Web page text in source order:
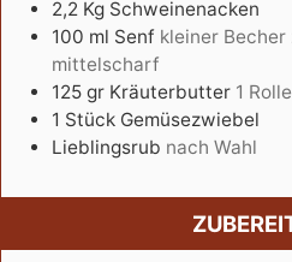
2,2 Kg Schweinenacken
100 ml Senf kleiner Becher
mittelscharf
125 gr Kräuterbutter 1
1 Stück Gemüsezwiebel
Lieblingsrub nach Wahl